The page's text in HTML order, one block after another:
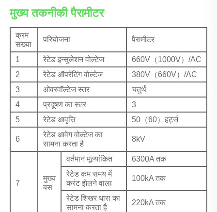
मुख्य तकनीकी पैरामीटर
क्रम
संख्या
परियोजना पैरामीटर
1 रेटेड इन्सुलेशन वोल्टेज
660V（1000V）/AC
2
रेटेड ऑपरेटिंग वोल्टेज
380V（660V）/AC
3
ओवरवॉल्टेज स्तर
चतुर्थ
4
प्रदूषण का स्तर
3
5
रेटेड आवृत्ति 50（60）हर्ट्ज
6
रेटेड आवेग वोल्टेज का
सामना करता है
8kV
7
मुख्य
बस
वर्तमान मूल्यांकित
6300A तक
रेटेड कम समय में
करंट झेलने वाला
100kA तक
रेटेड शिखर धारा का
सामना करता है
220kA तक